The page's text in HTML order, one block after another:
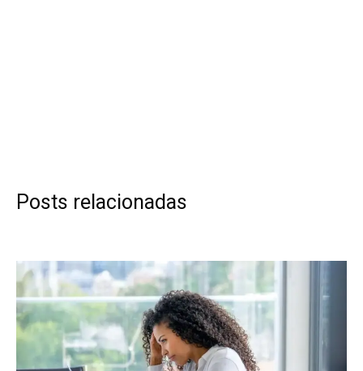
Posts relacionadas